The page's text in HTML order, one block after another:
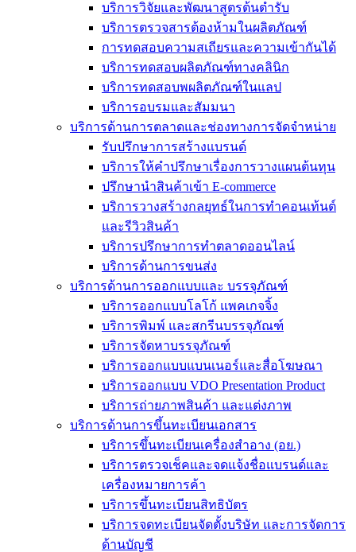
บริการวิจัยและพัฒนาสูตรต้นตำรับ
บริการตรวจสารต้องห้ามในผลิตภัณฑ์
การทดสอบความสเถียรและความเข้ากันได้
บริการทดสอบผลิตภัณฑ์ทางคลินิก
บริการทดสอบพผลิตภัณฑ์ในแลป
บริการอบรมและสัมมนา
บริการด้านการตลาดและช่องทางการจัดจำหน่าย
รับปรึกษาการสร้างแบรนด์
บริการให้คำปรึกษาเรื่องการวางแผนต้นทุน
ปรึกษานำสินค้าเข้า E-commerce
บริการวางสร้างกลยุทธ์ในการทำคอนเท้นต์
และรีวิวสินค้า
บริการปรึกษาการทำตลาดออนไลน์
บริการด้านการขนส่ง
บริการด้านการออกแบบและ บรรจุภัณฑ์
บริการออกแบบโลโก้ แพคเกจจิ้ง
บริการพิมพ์ และสกรีนบรรจุภัณฑ์
บริการจัดหาบรรจุภัณฑ์
บริการออกแบบแบนเนอร์และสื่อโฆษณา
บริการออกแบบ VDO Presentation Product
บริการถ่ายภาพสินค้า และแต่งภาพ
บริการด้านการขึ้นทะเบียนเอกสาร
บริการขึ้นทะเบียนเครื่องสำอาง (อย.)
บริการตรวจเช็คและจดแจ้งชื่อแบรนด์และ
เครื่องหมายการค้า
บริการขึ้นทะเบียนสิทธิบัตร
บริการจดทะเบียนจัดตั้งบริษัท และการจัดการ
ด้านบัญชี